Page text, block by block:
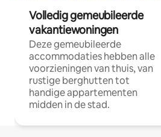
Volledig gemeubileerde
vakantiewoningen
Deze gemeubileerde
accommodaties hebben alle
voorzieningen van thuis, van
rustige berghutten tot
handige appartementen
midden in de stad.